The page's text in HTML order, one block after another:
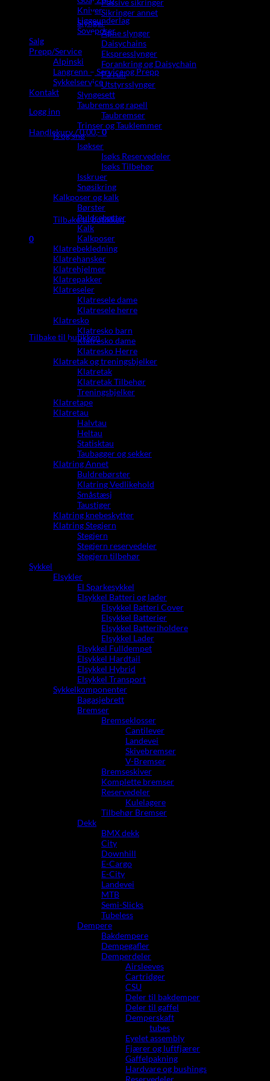
Kniver
Liggeunderlag
Soveposer
Salg
Prepp/Service
Alpinski
Langrenn – Service og Prepp
Sykkelservice
Kontakt
Logg inn
Handlekurv /0,00,-0
Du har ingen produkter i handlekurven.
Tilbake til butikken
0
Handlekurv
Du har ingen produkter i handlekurven.
Tilbake til butikken
Passive sikringer
Sikringer annet
Slynger
Åpne slynger
Daisychains
Ekspresslynger
Forankring og Daisychain
På rull
Utstyrsslynger
Slyngesett
Taubrems og rapell
Taubremser
Trinser og Tauklemmer
Is og snø
Isøkser
Isøks Reservedeler
Isøks Tilbehør
Isskruer
Snøsikring
Kalkposer og kalk
Børster
Buldrebøtter
Kalk
Kalkposer
Klatrebekledning
Klatrehansker
Klatrehjelmer
Klatrepakker
Klatreseler
Klatresele dame
Klatresele herre
Klatresko
Klatresko barn
Klatresko dame
Klatresko Herre
Klatretak og treningsbjelker
Klatretak
Klatretak Tilbehør
Treningsbjelker
Klatretape
Klatretau
Halvtau
Heltau
Statisktau
Taubagger og sekker
Klatring Annet
Buldrebørster
Klatring Vedlikehold
Småstæsj
Taustiger
Klatring knebeskytter
Klatring Stegjern
Stegjern
Stegjern reservedeler
Stegjern tilbehør
Sykkel
Elsykler
El Sparkesykkel
Elsykkel Batteri og lader
Elsykkel Batteri Cover
Elsykkel Batterier
Elsykkel Batteriholdere
Elsykkel Lader
Elsykkel Fulldempet
Elsykkel Hardtail
Elsykkel Hybrid
Elsykkel Transport
Sykkelkomponenter
Bagasjebrett
Bremser
Bremseklosser
Cantilever
Landevei
Skivebremser
V-Bremser
Bremseskiver
Komplette bremser
Reservedeler
Kulelagere
Tilbehør Bremser
Dekk
BMX dekk
City
Downhill
E-Cargo
E-City
Landevei
MTB
Semi-Slicks
Tubeless
Dempere
Bakdempere
Dempegafler
Demperdeler
Airsleeves
Cartridger
CSU
Deler til bakdemper
Deler til gaffel
Demperskaft
tubes
Eyelet assembly
Fjærer og luftfjærer
Gaffelpakning
Hardvare og bushings
Reservedeler